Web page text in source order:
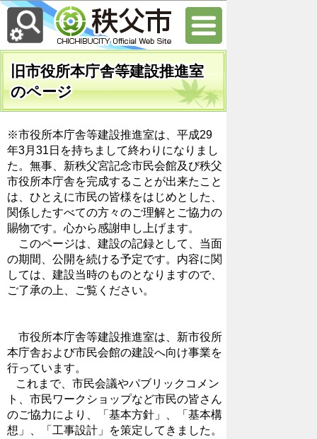
旧市役所本庁舎等建設推進室
のページ
※市役所本庁舎等建設推進室は、平成29
年3月31日を持ちまして終わりになりまし
た。無事、新秩父宮記念市民会館及び秩父
市役所本庁舎を完成することが出来たこと
は、ひとえに市民の皆様をはじめとした、
関係したすべての方々のご理解とご協力の
賜物です。心から感謝申し上げます。
このページは、建設の記録として、当面
の期間、公開を続ける予定です。内容に関
しては、建設当時のものとなりますので、
ご了承の上、ご覧ください。
市役所本庁舎等建設推進室は、新市役所
本庁舎および市民会館の建設へ向け事業を
行っています。
これまで、市民会議やパブリックコメン
ト、市民ワークショップなど市民の皆さん
のご協力により、「基本方針」、「基本構
想」、「工事設計」を策定してきました。